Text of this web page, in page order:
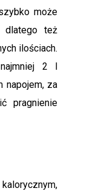
może
dlatego też
ilościach.
2 l
napojem, za
pragnienie